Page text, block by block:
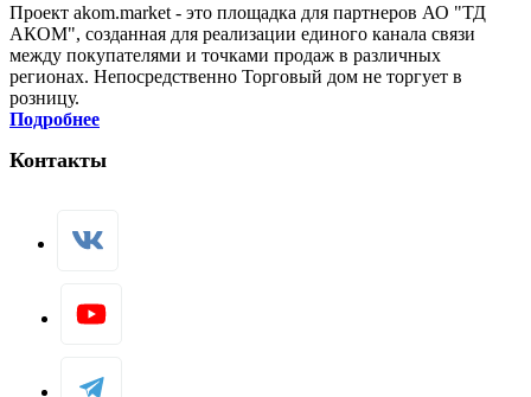
Проект akom.market - это площадка для партнеров АО "ТД
АКОМ", созданная для реализации единого канала связи
между покупателями и точками продаж в различных
регионах. Непосредственно Торговый дом не торгует в
розницу.
Подробнее